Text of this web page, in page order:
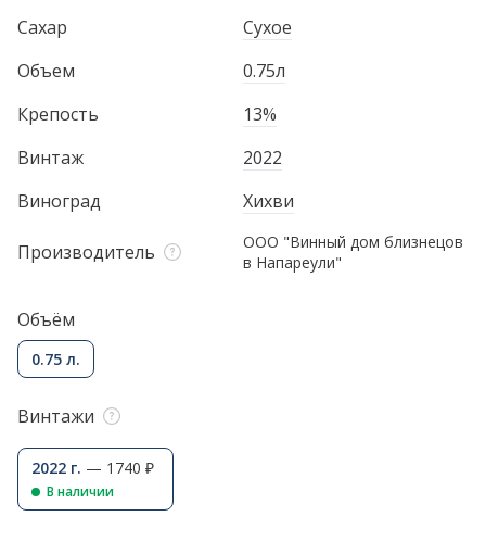
Сахар
Сухое
Объем
0.75л
Крепость
13%
Винтаж
2022
Виноград
Хихви
Производитель
ООО "Винный дом близнецов
в Напареули"
Объём
0.75 л.
Винтажи
2022 г. — 1740 ₽
В наличии